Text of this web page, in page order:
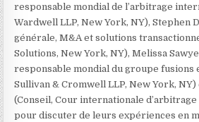
responsable mondial de l’arbitrage
Wardwell LLP, New York, NY), Stephen
générale, M&A et solutions
Solutions, New York, NY), Melissa
responsable mondial du groupe fusions
Sullivan & Cromwell LLP, New York,
(Conseil, Cour internationale d’arbitrage
pour discuter de leurs expériences en